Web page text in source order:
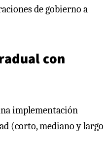
de gobierno a
con
implementación
(corto, mediano y largo